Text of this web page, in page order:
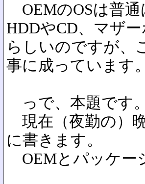
OEMのOSは普通
HDDやCD、マザ
らしいのですが、
事に成っています。
っで、本題です
現在（夜勤の）
に書きます。
OEMとパッケー